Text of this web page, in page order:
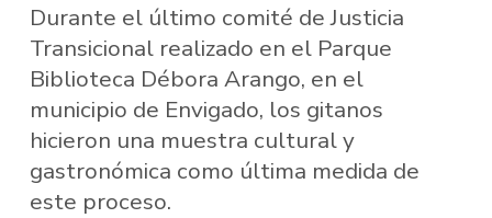
Durante el último comité de Justicia
Transicional realizado en el Parque
Biblioteca Débora Arango, en el
municipio de Envigado, los gitanos
hicieron una muestra cultural y
gastronómica como última medida de
este proceso.